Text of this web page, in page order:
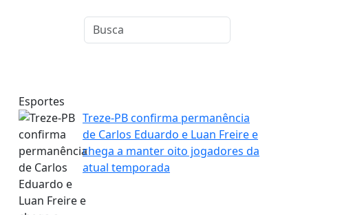
Esportes
Treze-PB confirma permanência
de Carlos Eduardo e Luan Freire e
chega a manter oito jogadores da
atual temporada